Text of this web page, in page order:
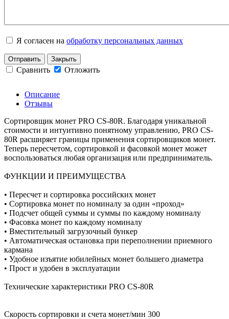
Я согласен на обработку персональных данных
Отправить Закрыть
Сравнить Отложить
Описание
Отзывы
Сортировщик монет PRO CS-80R. Благодаря уникальной
стоимости и интуитивно понятному управлению, PRO CS-
80R расширяет границы применения сортировщиков монет.
Теперь пересчетом, сортировкой и фасовкой монет может
воспользоваться любая организация или предприниматель.
ФУНКЦИИ И ПРЕИМУЩЕСТВА
• Пересчет и сортировка российских монет
• Сортировка монет по номиналу за один «проход»
• Подсчет общей суммы и суммы по каждому номиналу
• Фасовка монет по каждому номиналу
• Вместительный загрузочный бункер
• Автоматическая остановка при переполнении приемного
кармана
• Удобное изъятие юбилейных монет большего диаметра
• Прост и удобен в эксплуатации
Технические характеристики PRO CS-80R
Скорость сортировки и счета монет/мин 300